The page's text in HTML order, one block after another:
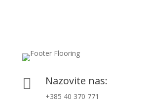
 Nazovite nas:
+385 40 370 771